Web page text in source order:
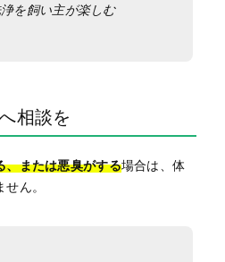
を飼い主が楽しむ
相談を
、または悪臭がする場合は、体
ん。